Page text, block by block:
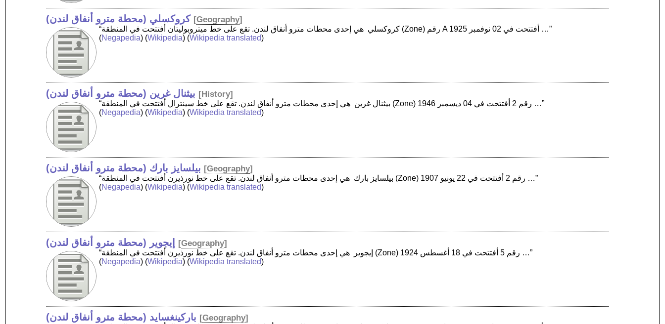
كروكسلي (محطة مترو أنفاق لندن) [Geography]
“كروكسلي ‏ هي إحدى محطات مترو أنفاق لندن. تقع على خط ميتروبوليتان أفتتحت في المنطقة (Zone) رقم A أفتتحت في 02 نوفمبر 1925 …”
(Negapedia) (Wikipedia) (Wikipedia translated)
بيثنال غرين (محطة مترو أنفاق لندن) [History]
“بيثنال غرين ‏ هي إحدى محطات مترو أنفاق لندن. تقع على خط سينترال أفتتحت في المنطقة (Zone) رقم 2 أفتتحت في 04 ديسمبر 1946 …”
(Negapedia) (Wikipedia) (Wikipedia translated)
بيلسايز بارك (محطة مترو أنفاق لندن) [Geography]
“بيلسايز بارك ‏ هي إحدى محطات مترو أنفاق لندن. تقع على خط نورذيرن أفتتحت في المنطقة (Zone) رقم 2 أفتتحت في 22 يونيو 1907 …”
(Negapedia) (Wikipedia) (Wikipedia translated)
إيجوير (محطة مترو أنفاق لندن) [Geography]
“إيجوير ‏ هي إحدى محطات مترو أنفاق لندن. تقع على خط نورذيرن أفتتحت في المنطقة (Zone) رقم 5 أفتتحت في 18 أغسطس 1924 …”
(Negapedia) (Wikipedia) (Wikipedia translated)
باركينغسايد (محطة مترو أنفاق لندن) [Geography]